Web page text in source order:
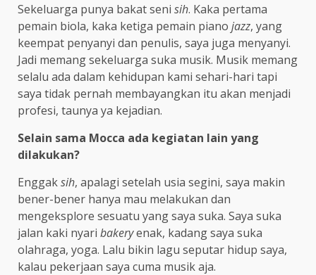
Sekeluarga punya bakat seni sih. Kaka pertama
pemain biola, kaka ketiga pemain piano jazz, yang
keempat penyanyi dan penulis, saya juga menyanyi.
Jadi memang sekeluarga suka musik. Musik memang
selalu ada dalam kehidupan kami sehari-hari tapi
saya tidak pernah membayangkan itu akan menjadi
profesi, taunya ya kejadian.
Selain sama Mocca ada kegiatan lain yang
dilakukan?
Enggaksih, apalagi setelah usia segini, saya makin
bener-bener hanya mau melakukan dan
mengeksplore sesuatu yang saya suka. Saya suka
jalan kaki nyari bakeryenak, kadang saya suka
olahraga, yoga. Lalu bikin lagu seputar hidup saya,
kalau pekerjaan saya cuma musik aja.